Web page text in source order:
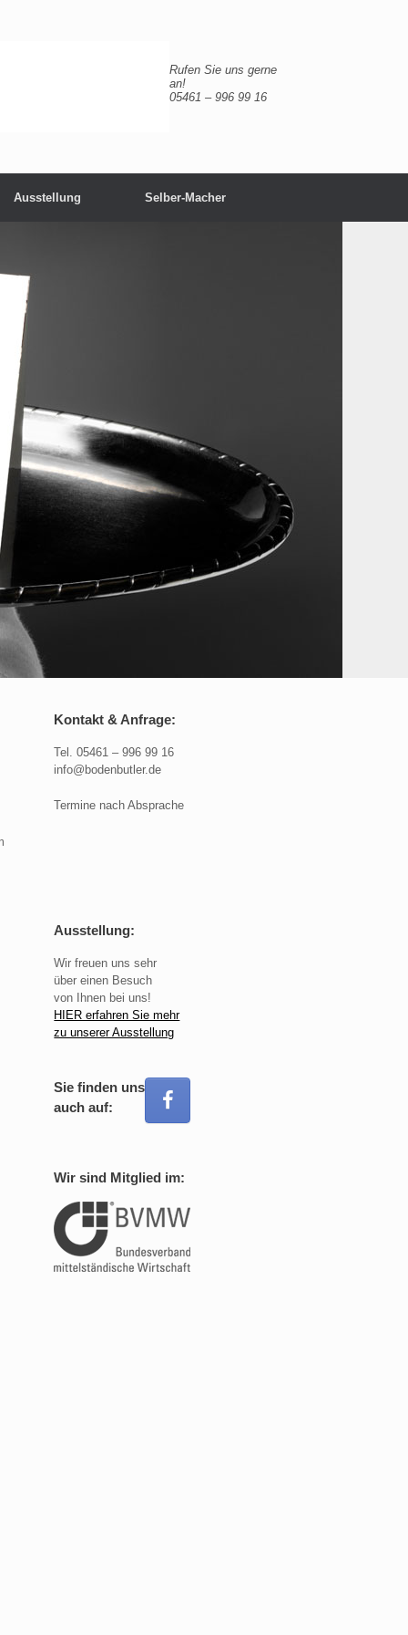
Rufen Sie uns gerne
an!
05461 – 996 99 16
Ausstellung Selber-Macher
Kontakt & Anfrage:
Tel. 05461 – 996 99 16
info@bodenbutler.de
Termine nach Absprache
Ausstellung:
Wir freuen uns sehr
über einen Besuch
von Ihnen bei uns!
HIER erfahren Sie mehr
zu unserer Ausstellung
Sie finden uns
auch auf:
Wir sind Mitglied im: